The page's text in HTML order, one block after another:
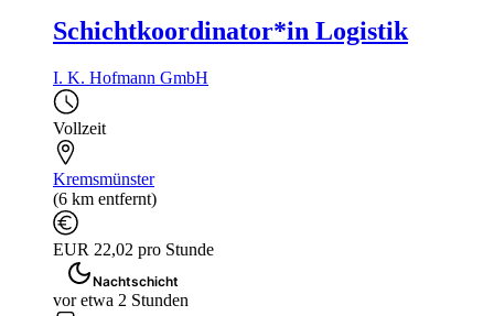
Schichtkoordinator*in Logistik
I. K. Hofmann GmbH
Vollzeit
Kremsmünster
(6 km entfernt)
EUR 22,02 pro Stunde
Nachtschicht
vor etwa 2 Stunden